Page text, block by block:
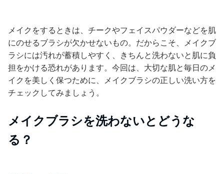
メイクをするときは、チークやフェイスパウダーなどを肌
にのせるブラシが欠かせないもの。だからこそ、メイクブ
ラシには汚れが蓄積しやすく、きちんと洗わないと肌に負
担をかける恐れがあります。今回は、大切な肌と毎日のメ
イクを美しく保つために、メイクブラシの正しい洗い方を
チェックしてみましょう。
メイクブラシを洗わないとどうな
る？